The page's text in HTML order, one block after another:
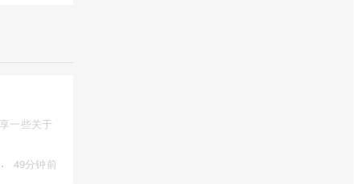
一些关于
· 49分钟前